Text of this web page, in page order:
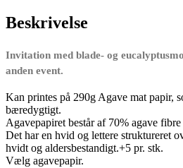
Beskrivelse
Invitation med blade- og
anden event.
Kan printes på 290g Agave mat papir,
bæredygtigt.
Agavepapiret består af 70% agave
Det har en hvid og lettere struktureret
hvidt og aldersbestandigt.+5 pr. stk.
Vælg agavepapir.